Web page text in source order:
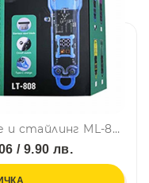
Ел. тример за подстригване и стайлинг ML-808 с голяма батерия и 4 приставки, TYPE C кабел, дигитален дисплей
/ 9.90 лв.